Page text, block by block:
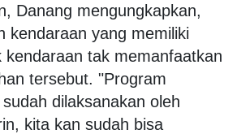
Danang mengungkapkan,
kendaraan yang memiliki
kendaraan tak memanfaatkan
tersebut. "Program
dilaksanakan oleh
kita kan sudah bisa